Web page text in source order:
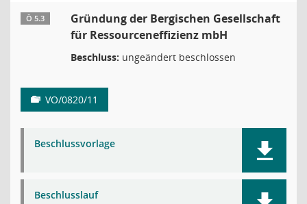
Ö 5.3
Gründung der Bergischen Gesellschaft
für Ressourceneffizienz mbH
Beschluss: ungeändert beschlossen
VO/0820/11
Beschlussvorlage
Beschlusslauf